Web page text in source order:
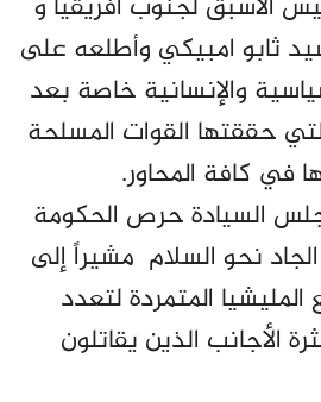
ثابو امبيكي وأطلعه على
والإنسانية خاصة بعد
التي حققتها القوات المسلحة
في كافة المحاور.
السيادة حرص الحكومة
نحو السلام مشيراً إلى
المتمردة لتعدد
الأجانب الذين يقاتلون